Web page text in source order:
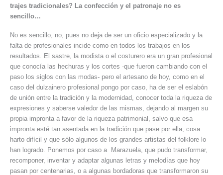
trajes tradicionales? La confección y el patronaje no es
sencillo…
No es sencillo, no, pues no deja de ser un oficio especializado y la
falta de profesionales incide como en todos los trabajos en los
resultados. El sastre, la modista o el costurero era un gran profesional
que conocía las hechuras y los cortes -que fueron cambiando con el
paso los siglos con las modas- pero el artesano de hoy, como en el
caso del dulzainero profesional pongo por caso, ha de ser el eslabón
de unión entre la tradición y la modernidad, conocer toda la riqueza de
expresiones y saberse valedor de las mismas, dejando al margen su
propia impronta a favor de la riqueza patrimonial, salvo que esa
impronta esté tan asentada en la tradición que pase por ella, cosa
harto difícil y que sólo algunos de los grandes artistas del folklore lo
han logrado. Ponemos por caso a Marazuela, que pudo transformar,
recomponer, inventar y adaptar algunas letras y melodías que hoy
pasan por centenarias, o a algunas bordadoras que transformaron su